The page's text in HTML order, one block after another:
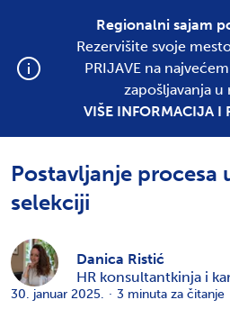
Regionalni sajam
Rezervišite svoje
PRIJAVE na
zapošljavanja u
VIŠE INFORMACIJA I
Postavljanje procesa
selekciji
Danica Ristić
HR konsultantkinja i
30. januar 2025. · 3 minuta za čitanje